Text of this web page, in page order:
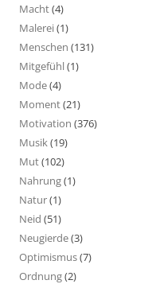
Macht(4)
Malerei(1)
Menschen (131)
Mitgefühl(1)
Mode(4)
Moment(21)
Motivation (376)
Musik(19)
Mut(102)
Nahrung(1)
Natur(1)
Neid (51)
Neugierde(3)
Optimismus(7)
Ordnung(2)